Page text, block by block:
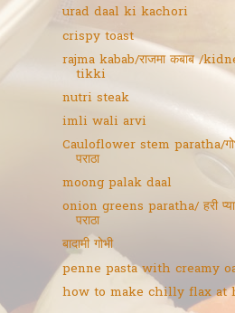
urad daal ki kachori
crispy toast
rajma kabab/राजमा कबाब /
tikki
nutri steak
imli wali arvi
Cauloflower stem paratha/
पराठा
moong palak daal
onion greens paratha/ हरी
पराठा
बादामी गोभी
penne pasta with creamy
how to make chilly flax at